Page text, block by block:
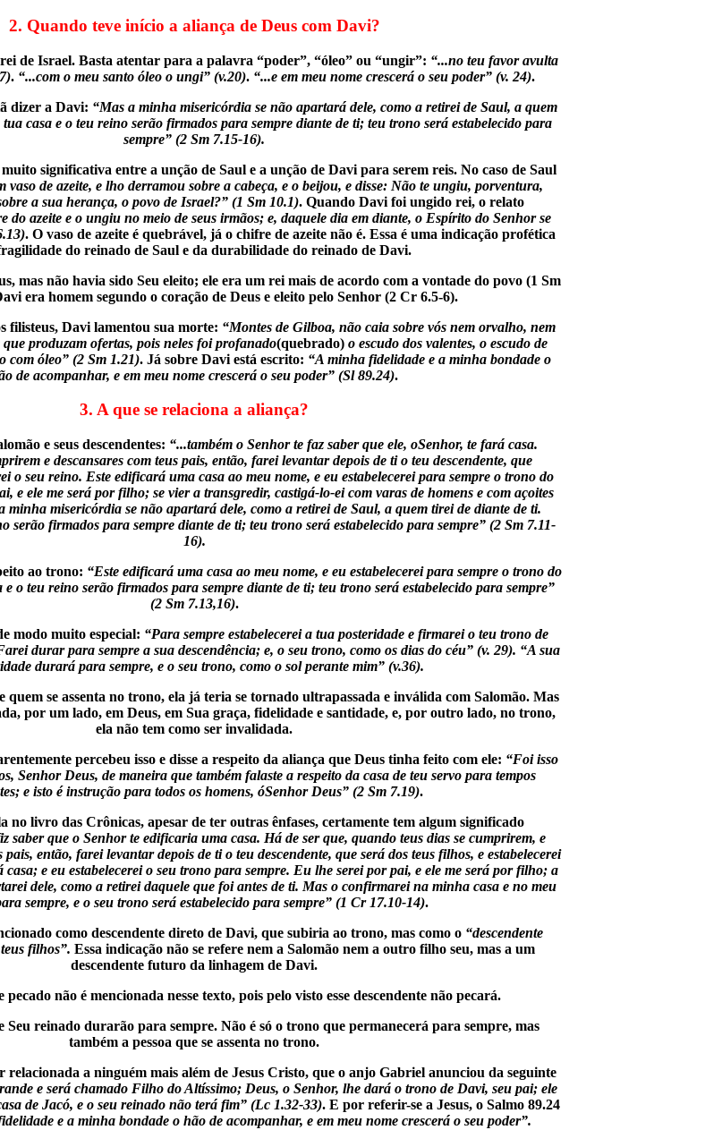
2. Quando teve início a aliança de Deus com Davi?
de Israel. Basta atentar para a palavra “poder”, “óleo” ou “ungir”: “...no teu favor avulta
. “...com o meu santo óleo o ungi” (v.20). “...e em meu nome crescerá o seu poder” (v. 24).
dizer a Davi: “Mas a minha misericórdia se não apartará dele, como a retirei de Saul, a quem
casa e o teu reino serão firmados para sempre diante de ti; teu trono será estabelecido para
sempre” (2 Sm 7.15-16).
significativa entre a unção de Saul e a unção de Davi para serem reis. No caso de Saul
vaso de azeite, e lho derramou sobre a cabeça, e o beijou, e disse: Não te ungiu, porventura,
a sua herança, o povo de Israel?” (1 Sm 10.1). Quando Davi foi ungido rei, o relato
do azeite e o ungiu no meio de seus irmãos; e, daquele dia em diante, o Espírito do Senhor se
. O vaso de azeite é quebrável, já o chifre de azeite não é. Essa é uma indicação profética
do reinado de Saul e da durabilidade do reinado de Davi.
mas não havia sido Seu eleito; ele era um rei mais de acordo com a vontade do povo (1 Sm
era homem segundo o coração de Deus e eleito pelo Senhor (2 Cr 6.5-6).
filisteus, Davi lamentou sua morte: “Montes de Gilboa, não caia sobre vós nem orvalho, nem
produzam ofertas, pois neles foi profanado(quebrado) o escudo dos valentes, o escudo de
com óleo” (2 Sm 1.21). Já sobre Davi está escrito: “A minha fidelidade e a minha bondade o
de acompanhar, e em meu nome crescerá o seu poder” (Sl 89.24).
3. A que se relaciona a aliança?
e seus descendentes: “...também o Senhor te faz saber que ele, oSenhor, te fará casa.
e descansares com teus pais, então, farei levantar depois de ti o teu descendente, que
o seu reino. Este edificará uma casa ao meu nome, e eu estabelecerei para sempre o trono do
e ele me será por filho; se vier a transgredir, castigá-lo-ei com varas de homens e com açoites
minha misericórdia se não apartará dele, como a retirei de Saul, a quem tirei de diante de ti.
serão firmados para sempre diante de ti; teu trono será estabelecido para sempre” (2 Sm 7.11-
16).
ao trono: “Este edificará uma casa ao meu nome, e eu estabelecerei para sempre o trono do
o teu reino serão firmados para sempre diante de ti; teu trono será estabelecido para sempre”
(2 Sm 7.13,16).
modo muito especial: “Para sempre estabelecerei a tua posteridade e firmarei o teu trono de
durar para sempre a sua descendência; e, o seu trono, como os dias do céu” (v. 29). “A sua
durará para sempre, e o seu trono, como o sol perante mim” (v.36).
quem se assenta no trono, ela já teria se tornado ultrapassada e inválida com Salomão. Mas
por um lado, em Deus, em Sua graça, fidelidade e santidade, e, por outro lado, no trono,
ela não tem como ser invalidada.
percebeu isso e disse a respeito da aliança que Deus tinha feito com ele: “Foi isso
Senhor Deus, de maneira que também falaste a respeito da casa de teu servo para tempos
e isto é instrução para todos os homens, óSenhor Deus” (2 Sm 7.19).
no livro das Crônicas, apesar de ter outras ênfases, certamente tem algum significado
saber que o Senhor te edificaria uma casa. Há de ser que, quando teus dias se cumprirem, e
então, farei levantar depois de ti o teu descendente, que será dos teus filhos, e estabelecerei
casa; e eu estabelecerei o seu trono para sempre. Eu lhe serei por pai, e ele me será por filho; a
dele, como a retirei daquele que foi antes de ti. Mas o confirmarei na minha casa e no meu
sempre, e o seu trono será estabelecido para sempre” (1 Cr 17.10-14).
como descendente direto de Davi, que subiria ao trono, mas como o “descendente
filhos”. Essa indicação não se refere nem a Salomão nem a outro filho seu, mas a um
descendente futuro da linhagem de Davi.
pecado não é mencionada nesse texto, pois pelo visto esse descendente não pecará.
Seu reinado durarão para sempre. Não é só o trono que permanecerá para sempre, mas
também a pessoa que se assenta no trono.
relacionada a ninguém mais além de Jesus Cristo, que o anjo Gabriel anunciou da seguinte
e será chamado Filho do Altíssimo; Deus, o Senhor, lhe dará o trono de Davi, seu pai; ele
de Jacó, e o seu reinado não terá fim” (Lc 1.32-33). E por referir-se a Jesus, o Salmo 89.24
e a minha bondade o hão de acompanhar, e em meu nome crescerá o seu poder”.